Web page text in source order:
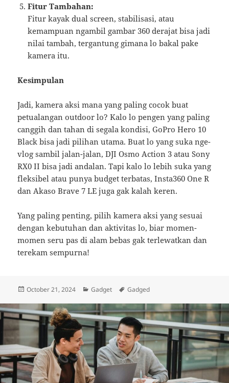
Fitur Tambahan:
Fitur kayak dual screen, stabilisasi, atau
kemampuan ngambil gambar 360 derajat bisa jadi
nilai tambah, tergantung gimana lo bakal pake
kamera itu.
Kesimpulan
Jadi, kamera aksi mana yang paling cocok buat
petualangan outdoor lo? Kalo lo pengen yang paling
canggih dan tahan di segala kondisi, GoPro Hero 10
Black bisa jadi pilihan utama. Buat lo yang suka nge-
vlog sambil jalan-jalan, DJI Osmo Action 3 atau Sony
RX0 II bisa jadi andalan. Tapi kalo lo lebih suka yang
fleksibel atau punya budget terbatas, Insta360 One R
dan Akaso Brave 7 LE juga gak kalah keren.
Yang paling penting, pilih kamera aksi yang sesuai
dengan kebutuhan dan aktivitas lo, biar momen-
momen seru pas di alam bebas gak terlewatkan dan
terekam sempurna!
Posted
October 21, 2024 Categories
Gadget Tags
Gadged